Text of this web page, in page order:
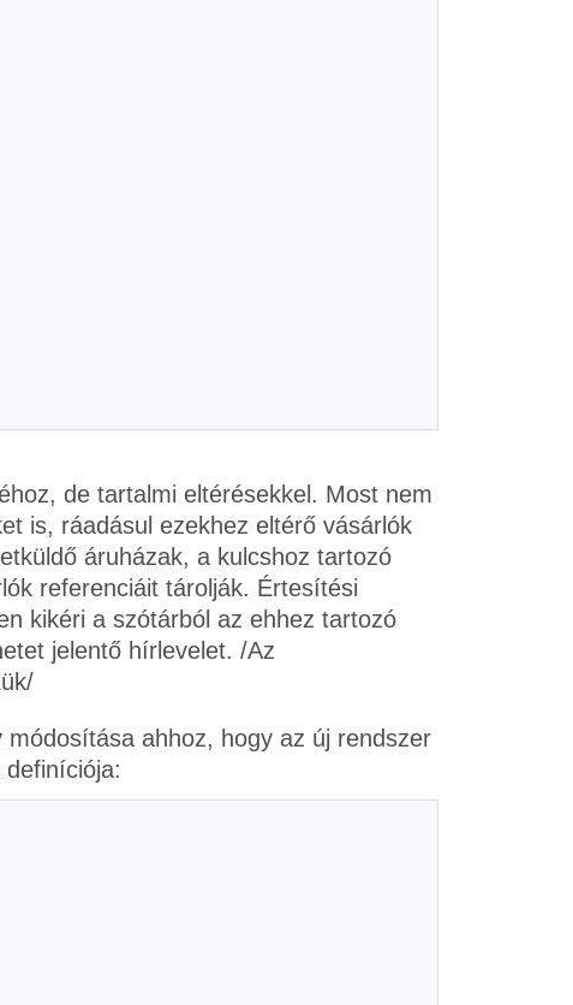
de tartalmi eltérésekkel. Most nem
is, ráadásul ezekhez eltérő vásárlók
áruházak, a kulcshoz tartozó
referenciáit tárolják. Értesítési
kikéri a szótárból az ehhez tartozó
jelentő hírlevelet. /Az
módosítása ahhoz, hogy az új rendszer